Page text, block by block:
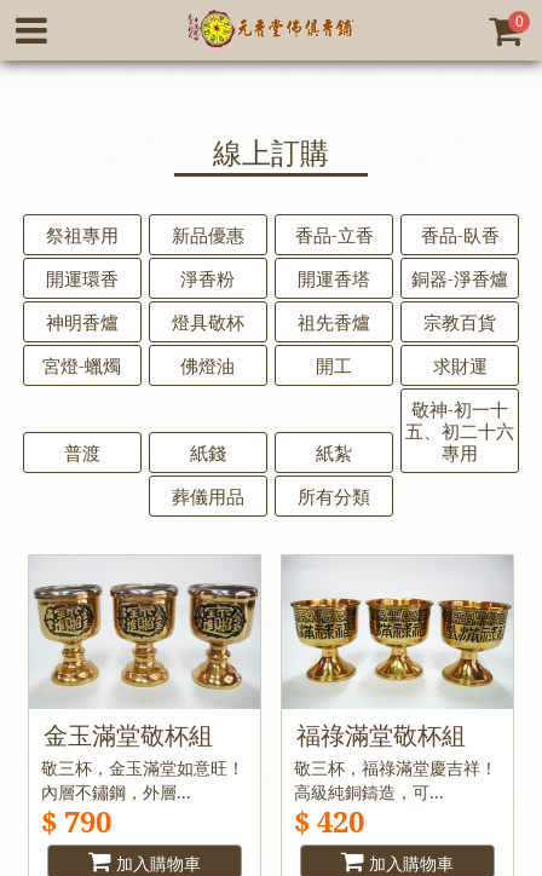
0
線上訂購
祭祖專用 新品優惠 香品-立香
香品-臥香
開運環香
淨香粉 開運香塔
銅器-淨香爐
神明香爐
燈具敬杯 祖先香爐
宗教百貨
宮燈-蠟燭
佛燈油 開工 求財運
普渡 紙錢 紙紮
敬神-初一十
五、初二十六
專用
葬儀用品
所有分類
金玉滿堂敬杯組
敬三杯，金玉滿堂如意旺！
內層不鏽鋼，外層...
$ 790
加入購物車
福祿滿堂敬杯組
敬三杯，福祿滿堂慶吉祥！
高級純銅鑄造，可...
$ 420
加入購物車